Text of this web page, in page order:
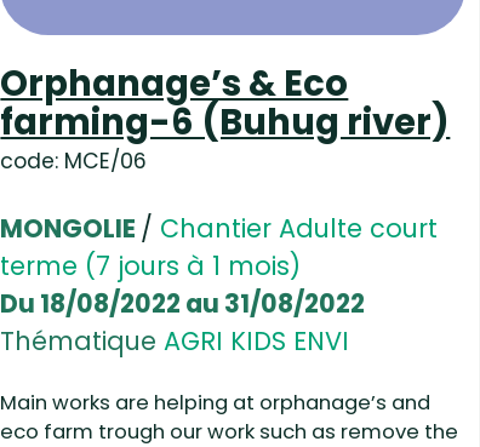
Orphanage’s & Eco
farming-6 (Buhug river)
code: MCE/06
MONGOLIE / Chantier Adulte court
terme (7 jours à 1 mois)
Du 18/08/2022 au 31/08/2022
ThématiqueAGRI KIDS ENVI
Main works are helping at orphanage’s and
eco farm trough our work such as remove the